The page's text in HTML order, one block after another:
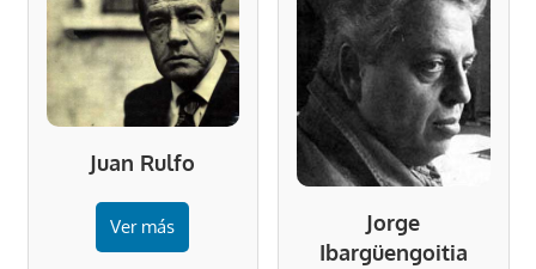
Juan Rulfo
Ver más
Jorge
Ibargüengoitia